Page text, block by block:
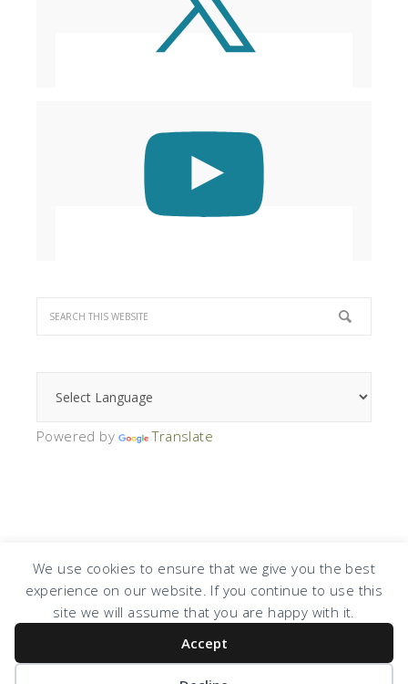
We use cookies to ensure that we give you the best
experience on our website. If you continue to use this
site we will assume that you are happy with it.
Accept
Powered by Translate